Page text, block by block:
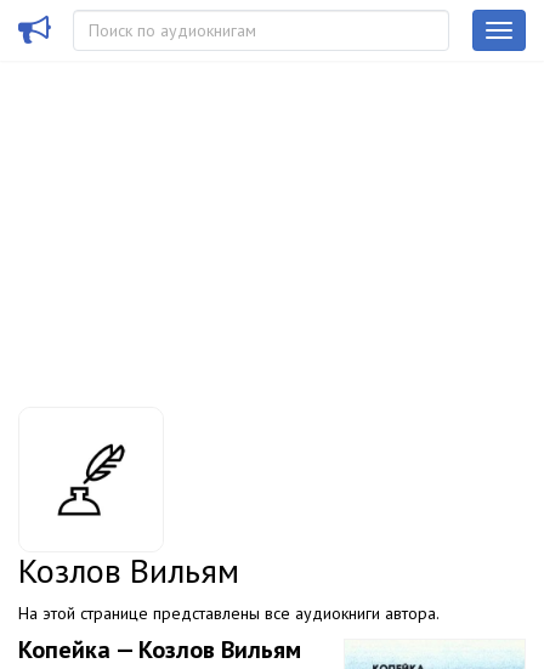
Козлов Вильям
На этой странице представлены все аудиокниги автора.
Копейка — Козлов Вильям